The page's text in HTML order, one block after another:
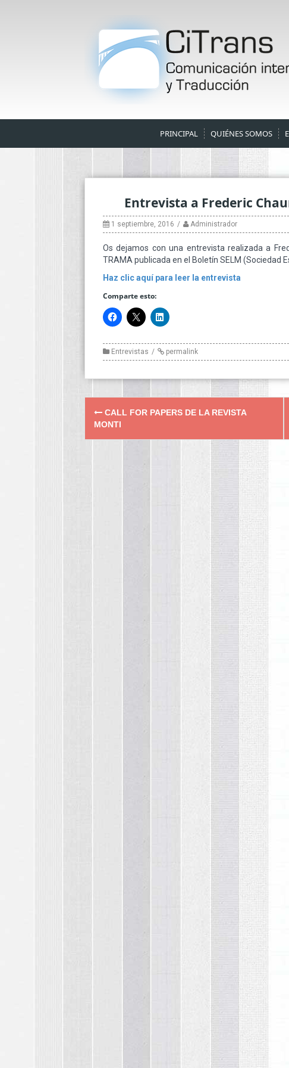
PRINCIPAL QUIÉNES SOMOS
Entrevista a Frederic
1 septiembre, 2016 Administrador
Os dejamos con una entrevista realizada a
TRAMA publicada en el Boletín SELM (Sociedad
Haz clic aquí para leer la entrevista
Comparte esto:
Entrevistas permalink
Post
navigation
CALL FOR PAPERS DE LA REVISTA
MONTI